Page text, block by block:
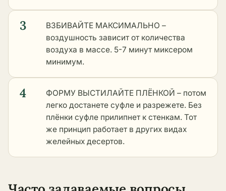
3
ВЗБИВАЙТЕ МАКСИМАЛЬНО –
воздушность зависит от количества
воздуха в массе. 5-7 минут миксером
минимум.
4
ФОРМУ ВЫСТИЛАЙТЕ ПЛЁНКОЙ – потом
легко достанете суфле и разрежете. Без
плёнки суфле прилипнет к стенкам. Тот
же принцип работает в других видах
желейных десертов.